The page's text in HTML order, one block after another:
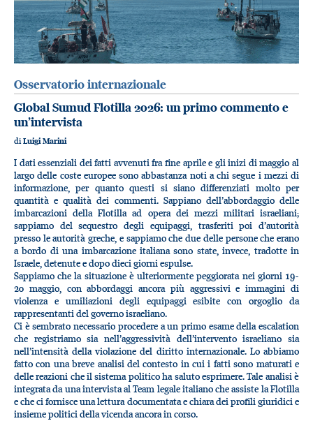
Osservatorio internazionale
Global Sumud Flotilla 2026: un primo commento e
un’intervista
diLuigi Marini
I dati essenziali dei fatti avvenuti fra fine aprile e gli inizi di maggio al
largo delle coste europee sono abbastanza noti a chi segue i mezzi di
informazione, per quanto questi si siano differenziati molto per
quantità e qualità dei commenti. Sappiano dell’abbordaggio delle
imbarcazioni della Flotilla ad opera dei mezzi militari israeliani;
sappiamo del sequestro degli equipaggi, trasferiti poi d’autorità
presso le autorità greche, e sappiamo che due delle persone che erano
a bordo di una imbarcazione italiana sono state, invece, tradotte in
Israele, detenute e dopo dieci giorni espulse.
Sappiamo che la situazione è ulteriormente peggiorata nei giorni 19-
20 maggio, con abbordaggi ancora più aggressivi e immagini di
violenza e umiliazioni degli equipaggi esibite con orgoglio da
rappresentanti del governo israeliano.
Ci è sembrato necessario procedere a un primo esame della escalation
che registriamo sia nell’aggressività dell’intervento israeliano sia
nell’intensità della violazione del diritto internazionale. Lo abbiamo
fatto con una breve analisi del contesto in cui i fatti sono maturati e
delle reazioni che il sistema politico ha saluto esprimere. Tale analisi è
integrata da una intervista al Team legale italiano che assiste la Flotilla
e che ci fornisce una lettura documentata e chiara dei profili giuridici e
insieme politici della vicenda ancora in corso.